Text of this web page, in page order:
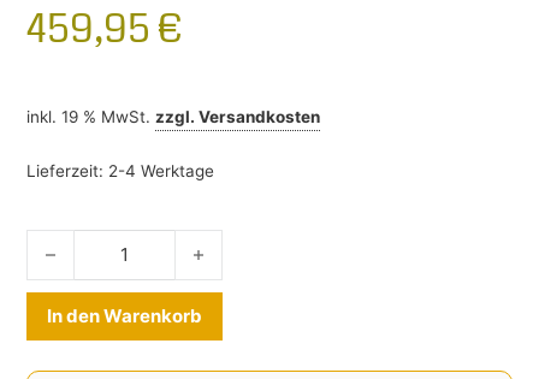
459,95 €
inkl. 19 % MwSt. zzgl.Versandkosten
Lieferzeit: 2-4 Werktage
Heckklappenfahrradträger Jeep Cherokee ab 2019- Menge
In den Warenkorb